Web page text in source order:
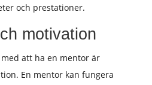
och prestationer.
motivation
att ha en mentor är
En mentor kan fungera